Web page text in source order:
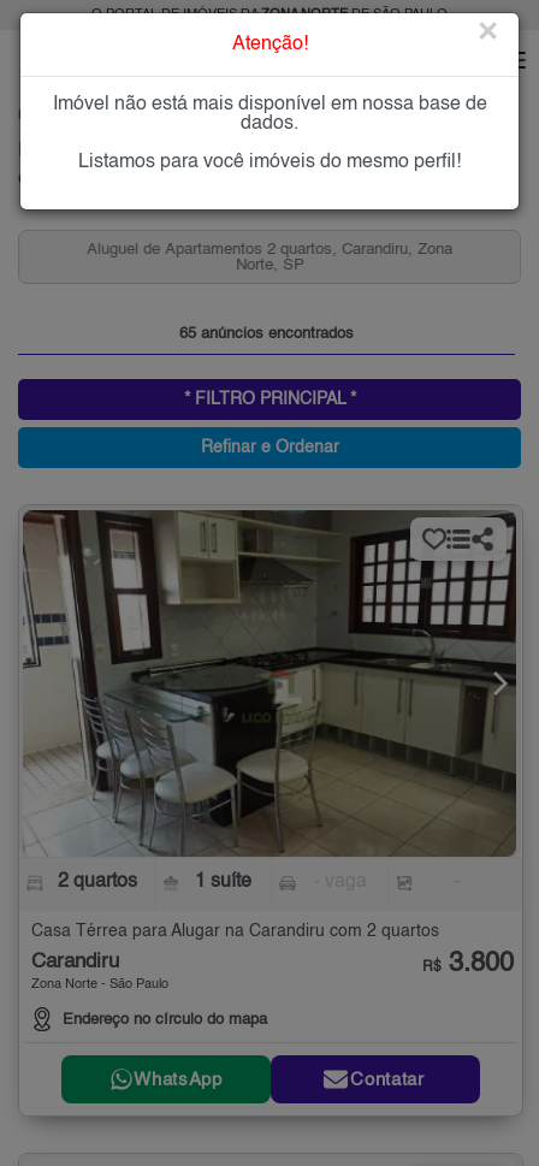
O PORTAL DE IMÓVEIS DAZONA NORTEDE SÃO PAULO
CARANDIRU
Imóveis para Alugar na Carandiru, Zona Norte de São Paulo, SP
Carandiru, Zona Norte
Aluguel de Apartamentos 2 quartos, Carandiru, Zona
Norte, SP
65 anúncios encontrados
* FILTRO PRINCIPAL *
Refinar e Ordenar
2 quartos 1 suíte
Casa Térrea para Alugar na Carandiru com 2 quartos
Carandiru
Zona Norte - São Paulo
Endereço no círculo do mapa
R$ 3.800
WhatsApp Contatar
Atenção! ×
Imóvel não está mais disponível em nossa base de
dados.
Listamos para você imóveis do mesmo perfil!